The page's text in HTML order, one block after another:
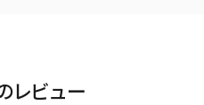
レビュー